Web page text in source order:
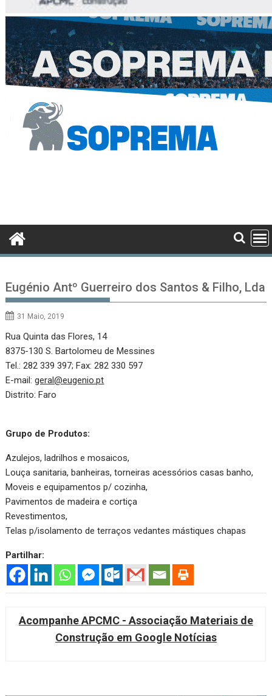
Eugénio Antº Guerreiro dos Santos & Filho, Lda
31 Maio, 2019
Rua Quinta das Flores, 14
8375-130 S. Bartolomeu de Messines
Tel.: 282 339 397; Fax: 282 330 597
E-mail:geral@eugenio.pt
Distrito: Faro
Grupo de Produtos:
Azulejos, ladrilhos e mosaicos,
Louça sanitaria, banheiras, torneiras acessórios casas banho,
Moveis e equipamentos p/ cozinha,
Pavimentos de madeira e cortiça
Revestimentos,
Telas p/isolamento de terraços vedantes mástiques chapas
Partilhar:
Acompanhe APCMC - Associação Materiais de
Construção em Google Notícias